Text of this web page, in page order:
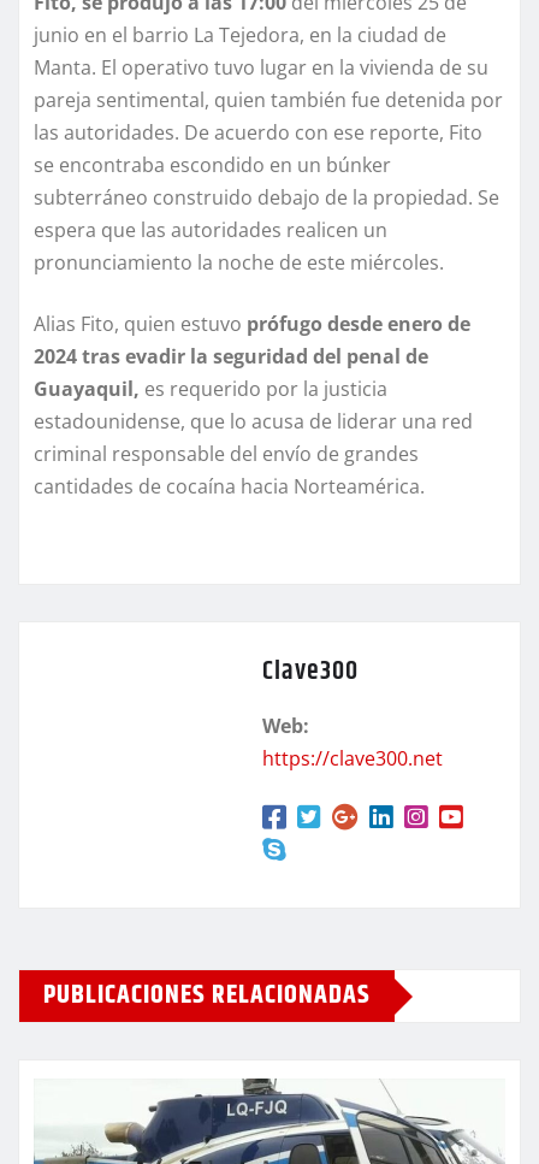
junio en el barrio La Tejedora, en la ciudad de
Manta. El operativo tuvo lugar en la vivienda de su
pareja sentimental, quien también fue detenida por
las autoridades. De acuerdo con ese reporte, Fito
se encontraba escondido en un búnker
subterráneo construido debajo de la propiedad. Se
espera que las autoridades realicen un
pronunciamiento la noche de este miércoles.
Alias Fito, quien estuvo prófugo desde enero de
2024 tras evadir la seguridad del penal de
Guayaquil, es requerido por la justicia
estadounidense, que lo acusa de liderar una red
criminal responsable del envío de grandes
cantidades de cocaína hacia Norteamérica.
Clave300
Web:
https://clave300.net
PUBLICACIONES RELACIONADAS